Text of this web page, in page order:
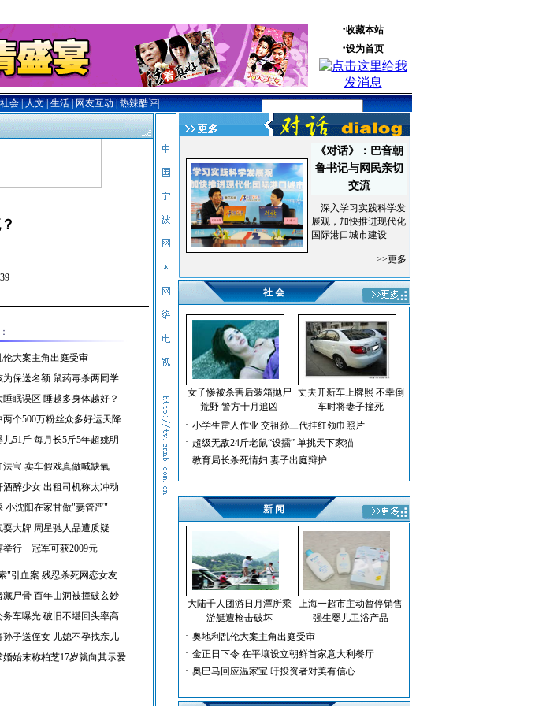
伦大案主角出庭受审
为保送名额 鼠药毒杀两同学
睡眠误区 睡越多身体越好？
两个500万粉丝众多好运天降
儿51斤 每月长5斤5年超姚明
法宝 卖车假戏真做喊缺氧
酒醉少女 出租司机称太冲动
小沈阳在家甘做"妻管严"
耍大牌 周星驰人品遭质疑
举行 冠军可获2009元
"引血案 残忍杀死网恋女友
藏尸骨 百年山洞被撞破玄妙
务车曝光 破旧不堪回头率高
孙子送侄女 儿媳不孕找亲儿
婚始末称柏芝17岁就向其示爱
《对话》：巴音朝
鲁书记与网民亲切
交流
深入学习实践科学发
展观，加快推进现代化
国际港口城市建设
>>更多
社 会
女子惨被杀害后装箱抛尸
荒野 警方十月追凶
丈夫开新车上牌照 不幸倒
车时将妻子撞死
· 小学生雷人作业 交祖孙三代挂红领巾照片
· 超级无敌24斤老鼠“设擂” 单挑天下家猫
· 教育局长杀死情妇 妻子出庭辩护
新 闻
大陆千人团游日月潭所乘
游艇遭枪击破坏
上海一超市主动暂停销售
强生婴儿卫浴产品
· 奥地利乱伦大案主角出庭受审
· 金正日下令 在平壤设立朝鲜首家意大利餐厅
· 奥巴马回应温家宝 吁投资者对美有信心